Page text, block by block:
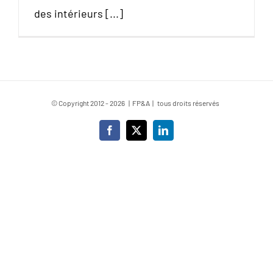
des intérieurs [...]
© Copyright 2012 -2026 | FP&A | tous droits réservés
Facebook
X LinkedIn